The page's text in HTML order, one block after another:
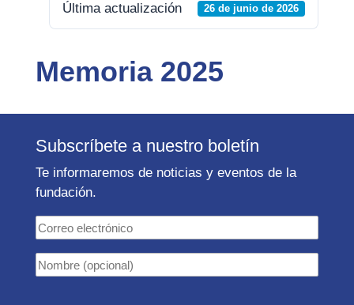
Última actualización 26 de junio de 2026
Memoria 2025
Subscríbete a nuestro boletín
Te informaremos de noticias y eventos de la
fundación.